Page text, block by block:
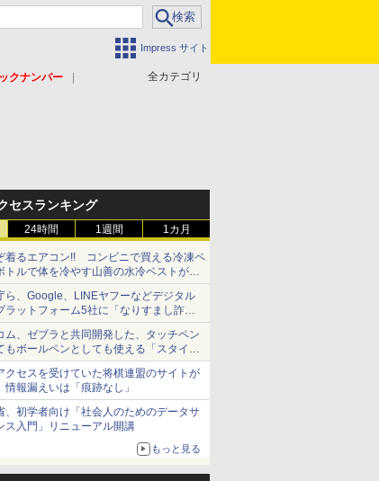
Impress サイト
全カテゴリ
クナンバー
セスランキング
24時間 1週間 1カ月
着るエアコン!! コンビニで買える冷凍ペ
トルで体を冷やす山善の水冷ベストがロ
イクにちょうどいい【ぼっち・ざ・ろー
の14】【空いた時間でなにしてる？】
ら、Google、LINEヤフーなどデジタル
ラットフォーム5社に「なりすまし詐欺
対策強化を要請 著名人の写真や映像を
投資詐欺などへの対策として
ム、ゼブラと共同開発した、タッチペン
もボールペンとしても使える「スタイラ
ウェイ」発売 iPadにも紙にも、持ち替
書き込める
クセスを受けていた将棋連盟のサイトが
情報漏えいは「痕跡なし」
、初学者向け「社会人のためのデータサ
ス入門」リニューアル開講
もっと見る